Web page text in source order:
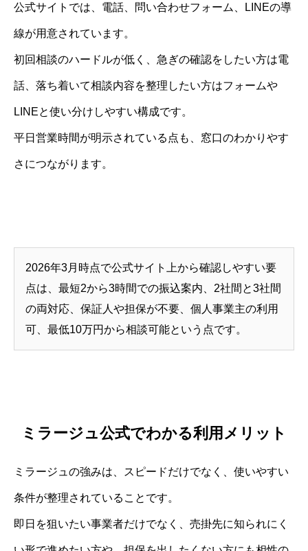
公式サイトでは、電話、問い合わせフォーム、LINEの導
線が用意されています。
初回相談のハードルが低く、急ぎの確認をしたい方は電
話、落ち着いて相談内容を整理したい方はフォームや
LINEと使い分けしやすい構成です。
平日営業時間が明示されている点も、窓口のわかりやす
さにつながります。
2026年3月時点で公式サイト上から確認しやすい要
点は、最短2から3時間での振込案内、2社間と3社間
の両対応、保証人や担保が不要、個人事業主の利用
可、最低10万円から相談可能という点です。
ミラージュ公式でわかる利用メリット
ミラージュの強みは、スピードだけでなく、使いやすい
条件が整理されていることです。
即日を狙いたい事業者だけでなく、売掛先に知られにく